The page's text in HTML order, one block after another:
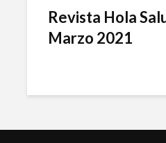
Revista Hola
Marzo 2021